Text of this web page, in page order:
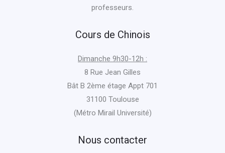
professeurs.
Cours de Chinois
Dimanche 9h30-12h :
8 Rue Jean Gilles
Bât B 2ème étage Appt 701
31100 Toulouse
(Métro Mirail Université)
Nous contacter